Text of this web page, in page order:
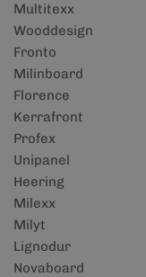
Multitexx
Wooddesign
Fronto
Milinboard
Florence
Kerrafront
Profex
Unipanel
Heering
Milexx
Milyt
Lignodur
Novaboard